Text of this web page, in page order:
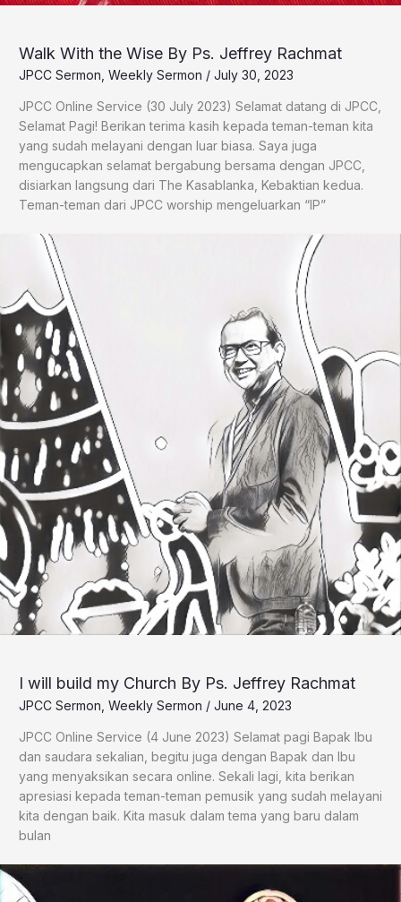
Walk With the Wise By Ps. Jeffrey Rachmat
JPCC Sermon Weekly Sermon / July 30, 2023
JPCC Online Service (30 July 2023) Selamat datang di JPCC,
Selamat Pagi! Berikan terima kasih kepada teman-teman kita
yang sudah melayani dengan luar biasa. Saya juga
mengucapkan selamat bergabung bersama dengan JPCC,
disiarkan langsung dari The Kasablanka, Kebaktian kedua.
Teman-teman dari JPCC worship mengeluarkan “IP”
I will build my Church By Ps. Jeffrey Rachmat
JPCC Sermon Weekly Sermon / June 4, 2023
JPCC Online Service (4 June 2023) Selamat pagi Bapak Ibu
dan saudara sekalian, begitu juga dengan Bapak dan Ibu
yang menyaksikan secara online. Sekali lagi, kita berikan
apresiasi kepada teman-teman pemusik yang sudah melayani
kita dengan baik. Kita masuk dalam tema yang baru dalam
bulan